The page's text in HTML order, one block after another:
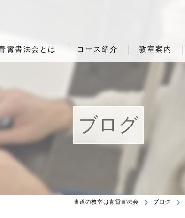
霄書法会とは コース紹介 教室案内
ブログ
書道の教室は青霄書法会 ブログ